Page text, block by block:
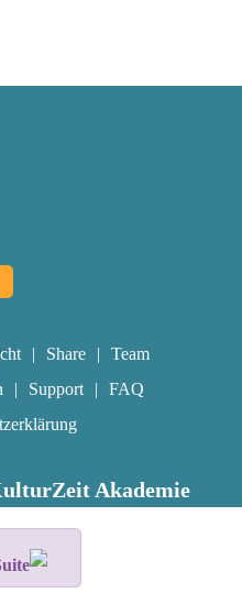
Share
Team
Support
FAQ
Akademie